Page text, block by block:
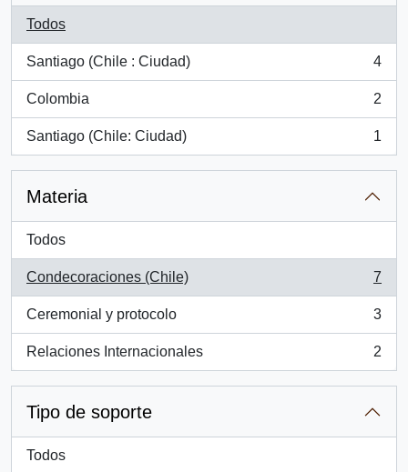
Todos
Santiago (Chile : Ciudad)
, 4 resultados
4
Colombia
, 2 resultados
2
Santiago (Chile: Ciudad)
, 1 resultados
1
Materia
Todos
Condecoraciones (Chile)
, 7 resultados
7
Ceremonial y protocolo
, 3 resultados
3
Relaciones Internacionales
, 2 resultados
2
Tipo de soporte
Todos